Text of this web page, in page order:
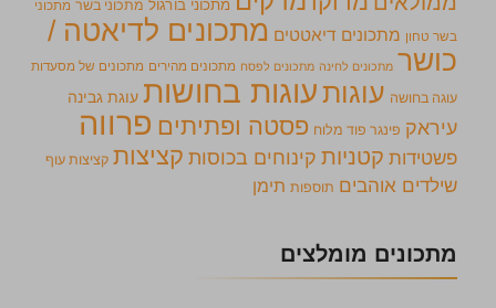
מתכוני בורגול מתכוני בשר מתכוני
בשר טחון מתכונים דיאטטים מתכונים לדיאטה /
כושר מתכונים לחינה מתכונים לפסח מתכונים מהירים מתכונים של מסעדות
עוגה בחושה עוגותעוגות בחושות עוגת גבינה
עיראק פינגר פוד מלוח פסטה ופתיתים פרווה
פשטידות קטניות קינוחים בכוסות קציצות קציצות עוף
שילדים אוהבים תוספות תימן
מתכונים מומלצים